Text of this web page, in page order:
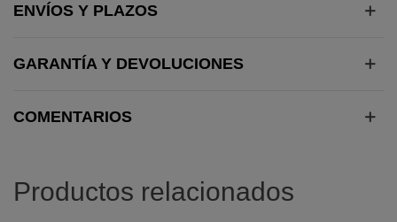
ENVÍOS Y PLAZOS
GARANTÍA Y DEVOLUCIONES
COMENTARIOS
Productos relacionados